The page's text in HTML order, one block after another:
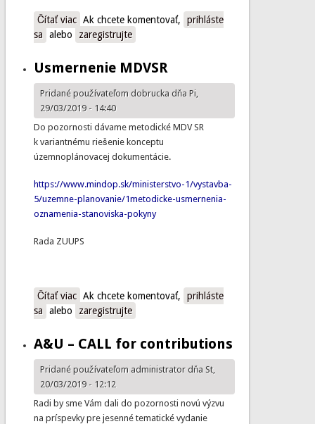
Čítať viaco Metodické usmernenie MDVSR
Ak chcete komentovať,
prihláste
sa
alebo zaregistrujte
Usmernenie MDVSR
Pridané používateľom dobruckadňa Pi,
29/03/2019 - 14:40
Do pozornosti dávame metodické MDV SR
k variantnému riešenie konceptu
územnoplánovacej dokumentácie.
https://www.mindop.sk/ministerstvo-1/vystavba-
5/uzemne-planovanie/1metodicke-usmernenia-
oznamenia-stanoviska-pokyny
Rada ZUUPS
Čítať viaco Usmernenie MDVSR
Ak chcete komentovať,
prihláste
sa
alebo zaregistrujte
A&U – CALL for contributions
Pridané používateľom administratordňa St,
20/03/2019 - 12:12
Radi by sme Vám dali do pozornosti novú výzvu
na príspevky pre jesenné tematické vydanie